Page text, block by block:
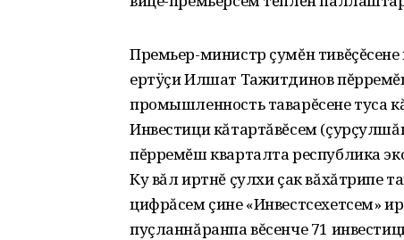
Премьер-министр çумĕн
ертÿçи Илшат Тажитдинов
промышленность таварĕсене туса
Инвестици кăтартăвĕсем
пĕрремĕш кварталта республика
Ку вăл иртнĕ çулхи çак вăхăтрипе
цифрăсем çине «Инвестсехетсем»
пуçланнăранпа вĕсенче 71